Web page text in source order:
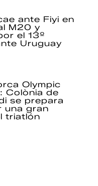
ante Fiyi en
M20 y
el 13º
Uruguay
Olympic
Colònia de
se prepara
una gran
triatlón